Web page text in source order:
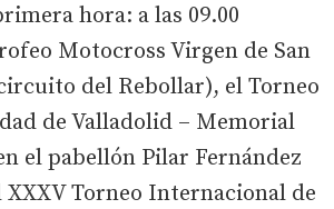
hora: a las 09.00
Motocross Virgen de San
del Rebollar), el Torneo
de Valladolid – Memorial
el pabellón Pilar Fernández
Torneo Internacional de